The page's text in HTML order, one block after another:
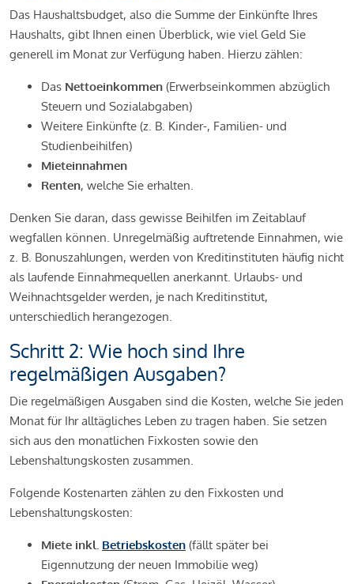
Das Haushaltsbudget, also die Summe der Einkünfte Ihres
Haushalts, gibt Ihnen einen Überblick, wie viel Geld Sie
generell im Monat zur Verfügung haben. Hierzu zählen:
Das Nettoeinkommen (Erwerbseinkommen abzüglich
Steuern und Sozialabgaben)
Weitere Einkünfte (z. B. Kinder-, Familien- und
Studienbeihilfen)
Mieteinnahmen
Renten, welche Sie erhalten.
Denken Sie daran, dass gewisse Beihilfen im Zeitablauf
wegfallen können. Unregelmäßig auftretende Einnahmen, wie
z. B. Bonuszahlungen, werden von Kreditinstituten häufig nicht
als laufende Einnahmequellen anerkannt. Urlaubs- und
Weihnachtsgelder werden, je nach Kreditinstitut,
unterschiedlich herangezogen.
Schritt 2: Wie hoch sind Ihre
regelmäßigen Ausgaben?
Die regelmäßigen Ausgaben sind die Kosten, welche Sie jeden
Monat für Ihr alltägliches Leben zu tragen haben. Sie setzen
sich aus den monatlichen Fixkosten sowie den
Lebenshaltungskosten zusammen.
Folgende Kostenarten zählen zu den Fixkosten und
Lebenshaltungskosten:
Miete inkl. Betriebskosten (fällt später bei
Eigennutzung der neuen Immobilie weg)